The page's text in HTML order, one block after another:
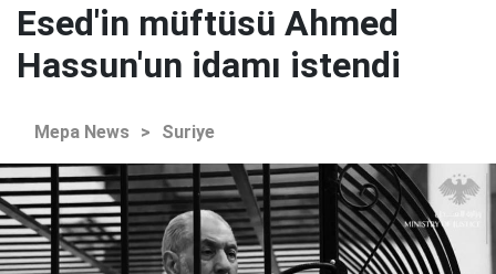
Esed'in müftüsü Ahmed
Hassun'un idamı istendi
Mepa News > Suriye